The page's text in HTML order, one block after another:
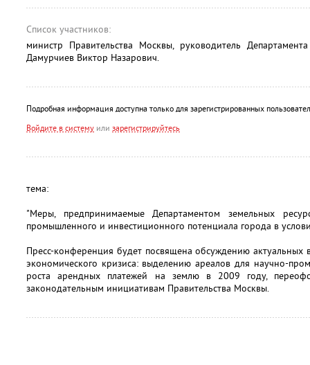
Список участников:
министр Правительства Москвы, руководитель
Дамурчиев Виктор Назарович.
Подробная информация доступна только для зарегистрированных
Войдите в систему или зарегистрируйтесь
тема:
"Меры, предпринимаемые Департаментом земельных
промышленного и инвестиционного потенциала города в
Пресс-конференция будет посвящена обсуждению актуальных
экономического кризиса: выделению ареалов для научно-
роста арендных платежей на землю в 2009 году,
законодательным инициативам Правительства Москвы.